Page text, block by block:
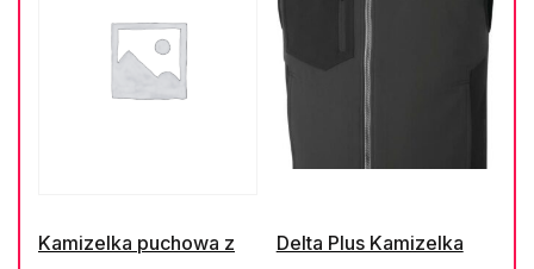
Kamizelka puchowa z
Delta Plus Kamizelka